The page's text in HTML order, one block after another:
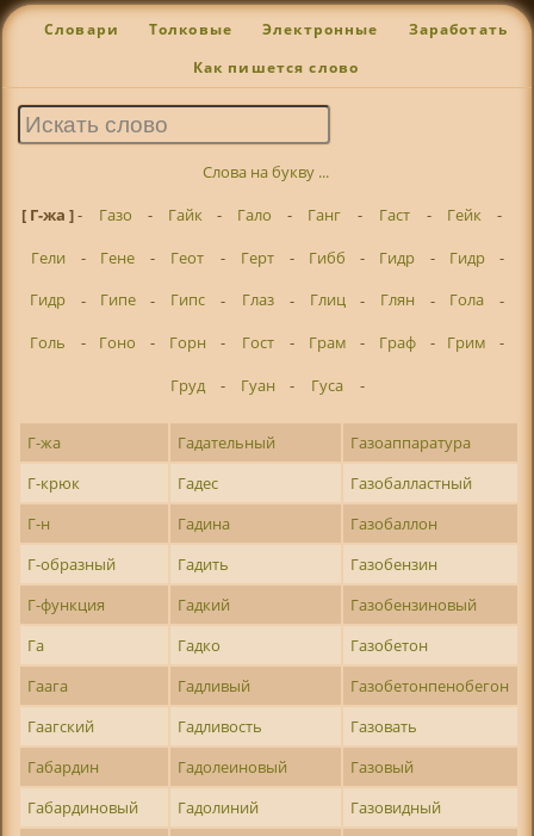
Словари Толковые Электронные Заработать
Как пишется слово
Слова на букву ...
[ Г-жа ]- Газо - Гайк - Гало - Ганг - Гаст - Гейк
-
Гели
- Гене - Геот - Герт - Гибб - Гидр - Гидр
-
Гидр
- Гипе - Гипс - Глаз - Глиц - Глян - Гола
-
Голь
- Гоно - Горн - Гост - Грам - Граф - Грим
-
Груд
- Гуан - Гуса -
Г-жа Гадательный
Газоаппаратура
Г-крюк
Гадес
Газобалластный
Г-н
Гадина
Газобаллон
Г-образный
Гадить
Газобензин
Г-функция
Гадкий
Газобензиновый
Га
Гадко
Газобетон
Гаага
Гадливый
Газобетонпенобегон
Гаагский
Гадливость
Газовать
Габардин
Гадолеиновый
Газовый
Габардиновый
Гадолиний Газовидный